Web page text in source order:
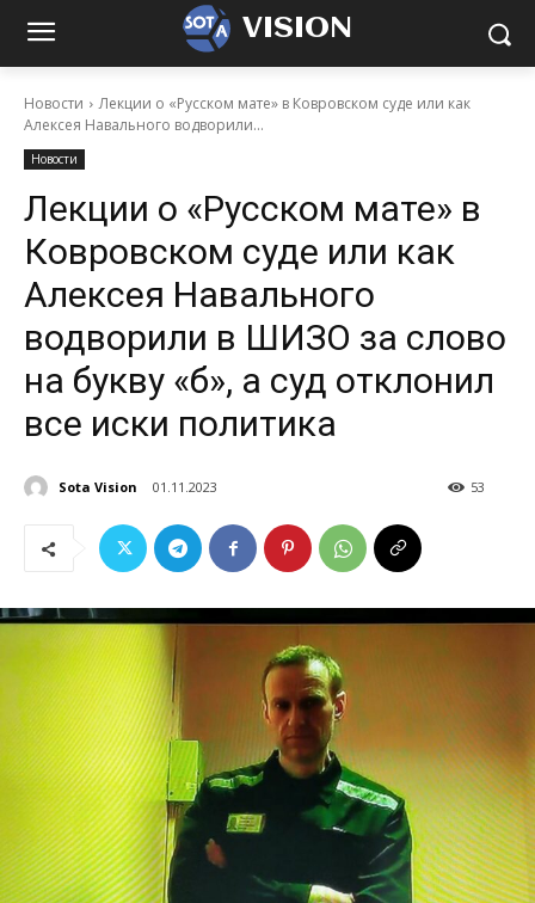
VISION
Новости
Лекции о «Русском мате» в Ковровском суде или как
Алексея Навального водворили...
Новости
Лекции о «Русском мате» в
Ковровском суде или как
Алексея Навального
водворили в ШИЗО за слово
на букву «б», а суд отклонил
все иски политика
Sota Vision 01.11.2023 53